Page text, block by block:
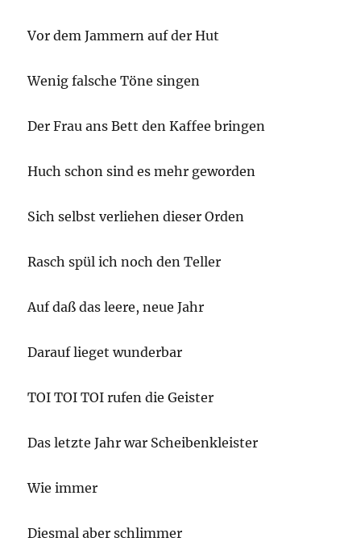
Vor dem Jammern auf der Hut
Wenig falsche Töne singen
Der Frau ans Bett den Kaffee bringen
Huch schon sind es mehr geworden
Sich selbst verliehen dieser Orden
Rasch spül ich noch den Teller
Auf daß das leere, neue Jahr
Darauf lieget wunderbar
TOI TOI TOI rufen die Geister
Das letzte Jahr war Scheibenkleister
Wie immer
Diesmal aber schlimmer